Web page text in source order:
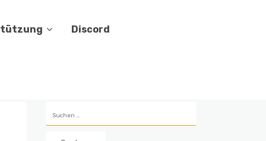
Discord
nach: